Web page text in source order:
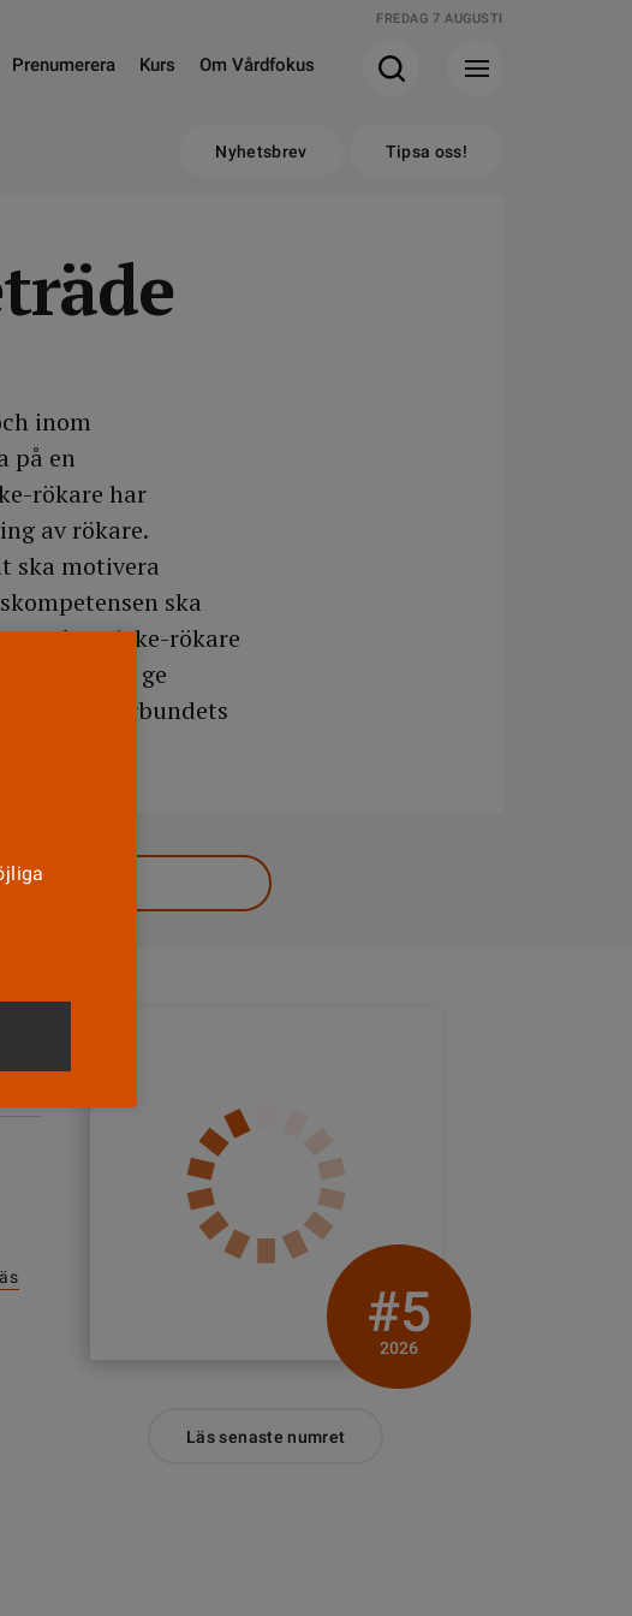
FREDAG 7 AUGUSTI
Prenumerera Kurs Om Vårdfokus
Nyhetsbrev Tipsa oss!
inom
på en
rökare har
av rökare.
ska motivera
ska
och en icke-rökare
att ge
i Vårdförbundets
#5
2026
Läs senaste numret